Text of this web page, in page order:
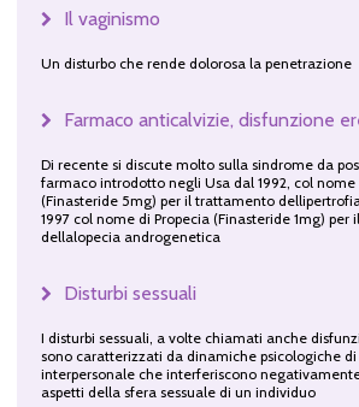
Il vaginismo
Un disturbo che rende dolorosa la penetrazione
Farmaco anticalvizie, disfunzione
Di recente si discute molto sulla sindrome da
farmaco introdotto negli Usa dal 1992, col nome
(Finasteride 5mg) per il trattamento
1997 col nome di Propecia (Finasteride 1mg)
dellalopecia androgenetica
Disturbi sessuali
I disturbi sessuali, a volte chiamati anche
sono caratterizzati da dinamiche psicologiche
interpersonale che interferiscono
aspetti della sfera sessuale di un individuo